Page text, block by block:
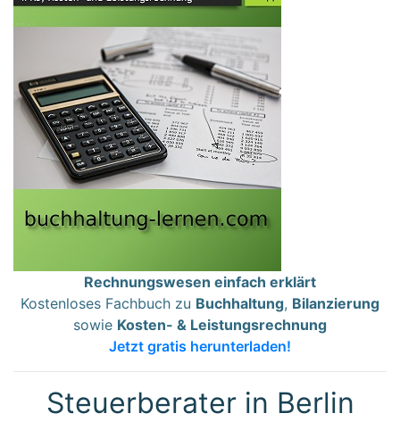
Rechnungswesen einfach erklärt
Kostenloses Fachbuch zu Buchhaltung, Bilanzierung
sowie Kosten- & Leistungsrechnung
Jetzt gratis herunterladen!
Steuerberater in Berlin